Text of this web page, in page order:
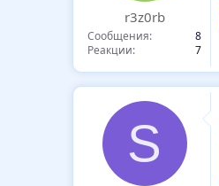
r3z0rb
Сообщения
8
Реакции
7
S